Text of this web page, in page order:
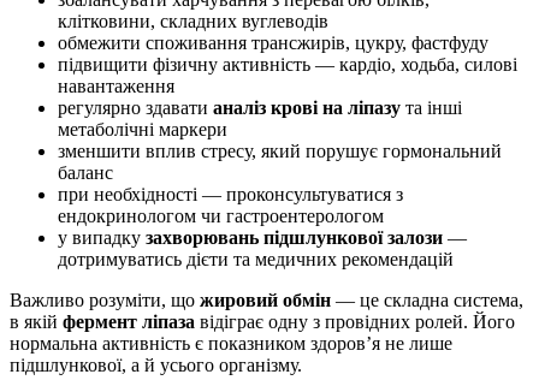
клітковини, складних вуглеводів
обмежити споживання трансжирів, цукру, фастфуду
підвищити фізичну активність — кардіо, ходьба, силові
навантаження
регулярно здавати аналіз крові на ліпазу та інші
метаболічні маркери
зменшити вплив стресу, який порушує гормональний
баланс
при необхідності — проконсультуватися з
ендокринологом чи гастроентерологом
у випадку захворювань підшлункової залози —
дотримуватись дієти та медичних рекомендацій
Важливо розуміти, що жировий обмін — це складна система,
в якій фермент ліпаза відіграє одну з провідних ролей. Його
нормальна активність є показником здоров’я не лише
підшлункової, а й усього організму.